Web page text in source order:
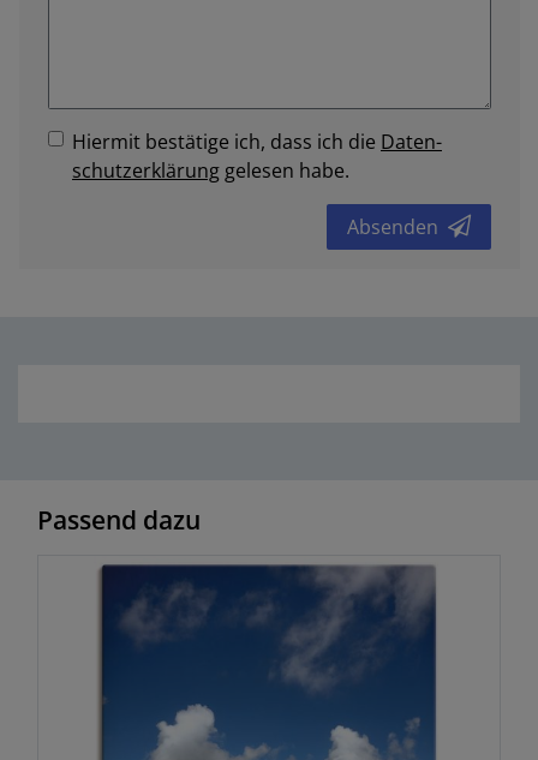
Hiermit bestätige ich, dass ich die Daten­
schutz­erklärung gelesen habe.
Absenden
Passend dazu